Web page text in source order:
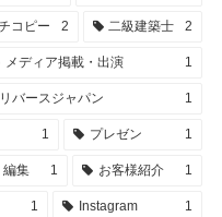
コピー 2 二級建築士 2
メディア掲載・出演 1
リバースジャパン 1
1 プレゼン 1
編集 1 お客様紹介 1
1 Instagram 1